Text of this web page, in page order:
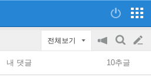
전체보기
공
지
on/off
검
색
글
쓰
내 댓글 10추글